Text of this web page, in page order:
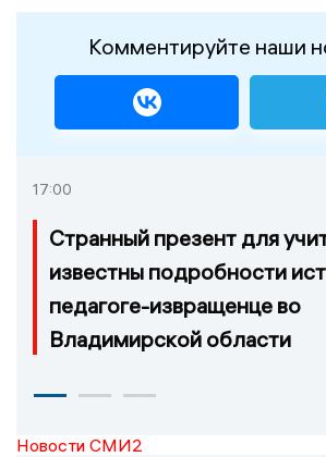
Комментируйте наши
17:00
Странный презент для
известны подробности
педагоге-извращенце во
Владимирской области
Новости СМИ2